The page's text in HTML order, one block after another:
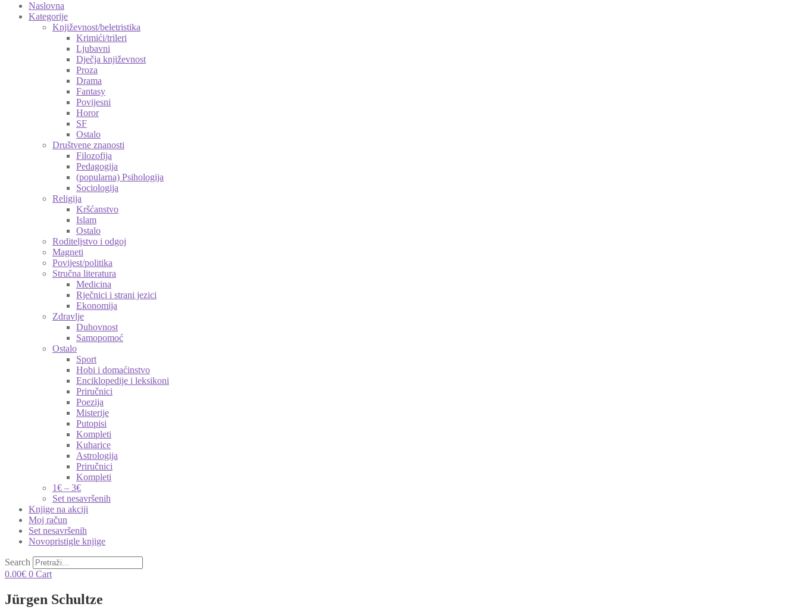
Naslovna
Kategorije
Književnost/beletristika
Krimići/trileri
Ljubavni
Dječja književnost
Proza
Drama
Fantasy
Povijesni
Horor
SF
Ostalo
Društvene znanosti
Filozofija
Pedagogija
(popularna) Psihologija
Sociologija
Religija
Kršćanstvo
Islam
Ostalo
Roditeljstvo i odgoj
Magneti
Povijest/politika
Stručna literatura
Medicina
Rječnici i strani jezici
Ekonomija
Zdravlje
Duhovnost
Samopomoć
Ostalo
Sport
Hobi i domaćinstvo
Enciklopedije i leksikoni
Priručnici
Poezija
Misterije
Putopisi
Kompleti
Kuharice
Astrologija
Priručnici
Kompleti
1€ – 3€
Set nesavršenih
Knjige na akciji
Moj račun
Set nesavršenih
Novopristigle knjige
Search
0.00€ 0 Cart
Jürgen Schultze